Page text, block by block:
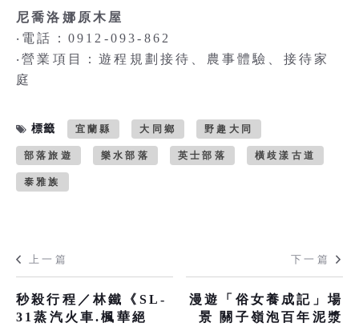
尼喬洛娜原木屋
‧電話：0912-093-862
‧營業項目：遊程規劃接待、農事體驗、接待家
庭
標籤 宜蘭縣 大同鄉 野趣大同
部落旅遊 樂水部落 英士部落 橫歧漾古道
泰雅族
上一篇
秒殺行程／林鐵《SL-
31蒸汽火車.楓華絕
下一篇
漫遊「俗女養成記」場
景 關子嶺泡百年泥漿